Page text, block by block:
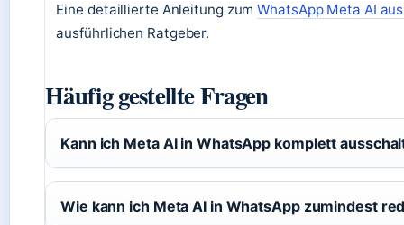
Eine detaillierte Anleitung zumWhatsApp Meta AI
ausführlichen Ratgeber.
Häufig gestellte Fragen
Kann ich Meta AI in WhatsApp komplett
Wie kann ich Meta AI in WhatsApp zumindest